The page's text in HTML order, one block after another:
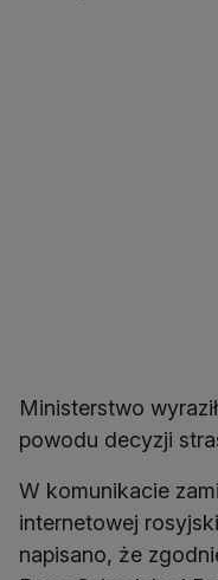
Ministerstwo
powodu decyzji
W komunikacie
internetowej
napisano, że